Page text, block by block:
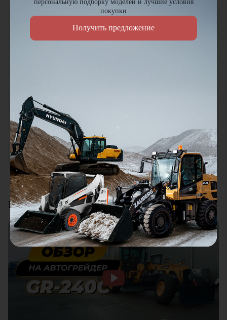
Смотреть все отзывы
Петр Артамонов
19.01.2026
ГЖ
18.01.2026
Мини погрузчик в работе понравился, хорошая
универсальная техника. Отличное соотношение цены и
качества. Отдельный плюс это внимательное отношение к
клиентам.
Видеоотзывы
персональную подборку моделей и лучшие условия
покупки
Получить предложение